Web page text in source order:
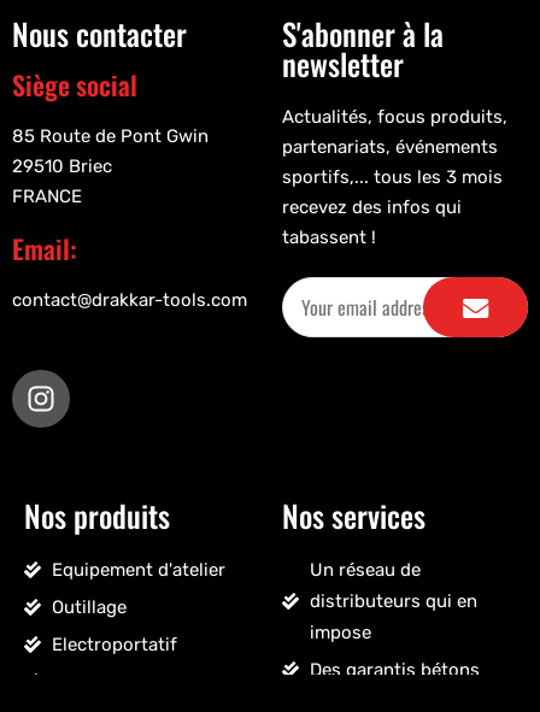
Nous contacter
Siège social
85 Route de Pont Gwin
29510 Briec
FRANCE
Email:
contact@drakkar-tools.com
S'abonner à la
newsletter
Actualités, focus produits,
partenariats, événements
sportifs,... tous les 3 mois
recevez des infos qui
tabassent !
Nos produits
Equipement d'atelier
Outillage
Electroportatif
Nos services
Un réseau de
distributeurs qui en
impose
Des garantis bétons